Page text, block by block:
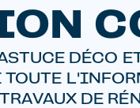
DÉCO
DE